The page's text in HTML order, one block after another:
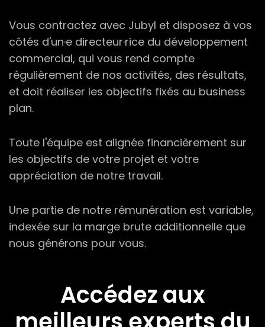
Vous contractez avec Jubyl et disposez à vos
côtés d'un·e directeur·rice du développement
commercial, qui vous rend compte
régulièrement de nos activités, des résultats,
et doit réaliser les objectifs fixés au business
plan.
Toute l'équipe est alignée financièrement sur
les objectifs de votre projet et votre
appréciation de notre travail.
Une partie de notre rémunération est variable,
indexée sur la marge brute additionnelle que
nous générons pour vous.
Accédez aux